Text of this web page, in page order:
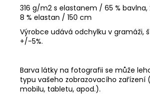
316 g/m2 s elastanem / 65 % bavlna,
8 % elastan / 150 cm
Výrobce udává odchylku v gramáži,
+/-5%.
Barva látky na fotografii se může
typu vašeho zobrazovacího zařízení
mobilu, tabletu, apod.).